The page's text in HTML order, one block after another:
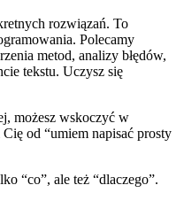
rozwiązań. To
Polecamy
metod, analizy błędów,
tekstu. Uczysz się
możesz wskoczyć w
od “umiem napisać prosty
“co”, ale też “dlaczego”.